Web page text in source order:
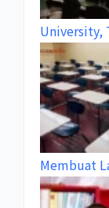
University,
Membuat